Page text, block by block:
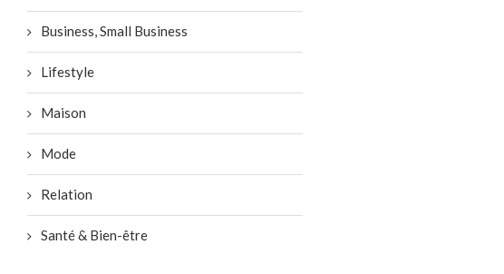
Business, Small Business
Lifestyle
Maison
Mode
Relation
Santé & Bien-être